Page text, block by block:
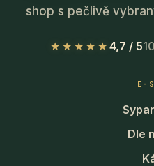
shop s pečlivě
★★★★★ 4,7 / 5
E-
Dle